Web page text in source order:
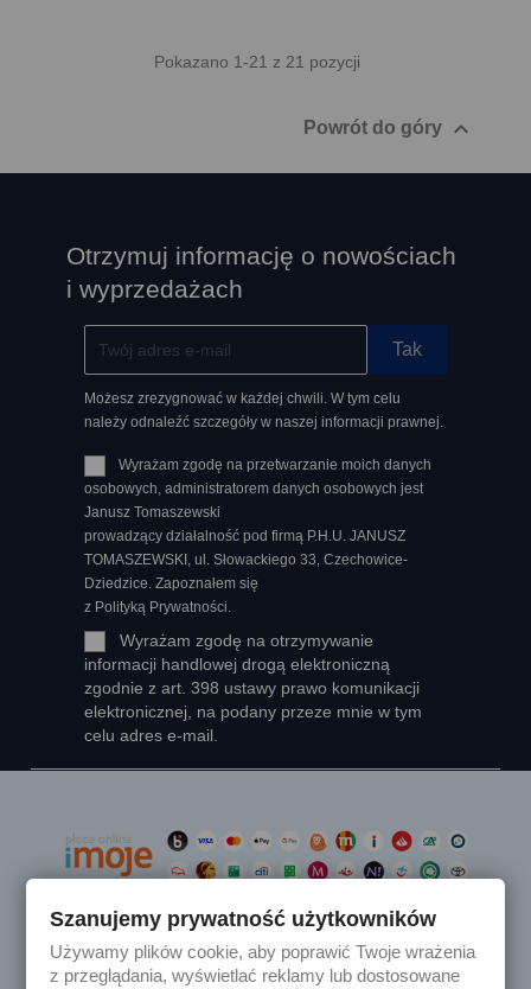
Pokazano 1-21 z 21 pozycji
Powrót do góry 
Otrzymuj informację o nowościach
i wyprzedażach
Możesz zrezygnować w każdej chwili. W tym celu
należy odnaleźć szczegóły w naszej informacji prawnej.
Wyrażam zgodę na przetwarzanie moich danych
osobowych, administratorem danych osobowych jest
Janusz Tomaszewski
prowadzący działalność pod firmą P.H.U. JANUSZ
TOMASZEWSKI, ul. Słowackiego 33, Czechowice-
Dziedzice. Zapoznałem się
z Polityką Prywatności.
Wyrażam zgodę na otrzymywanie
informacji handlowej drogą elektroniczną
zgodnie z art. 398 ustawy prawo komunikacji
elektronicznej, na podany przeze mnie w tym
celu adres e-mail.
Produkty 
Szanujemy prywatność użytkowników
Używamy plików cookie, aby poprawić Twoje wrażenia
z przeglądania, wyświetlać reklamy lub dostosowane